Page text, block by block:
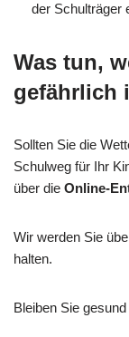
der Schulträger
Was tun,
gefährlich
Sollten Sie die
Schulweg für Ihr
über die Online-
Wir werden Sie
halten.
Bleiben Sie